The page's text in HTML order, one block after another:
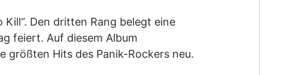
Den dritten Rang belegt eine
feiert. Auf diesem Album
größten Hits des Panik-Rockers neu.